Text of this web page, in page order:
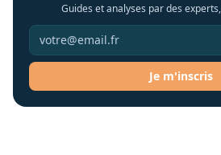
Guides et analyses par des
Je m'inscris